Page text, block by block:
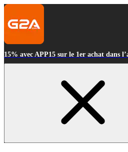
15% avec APP15 sur le 1er achat dans